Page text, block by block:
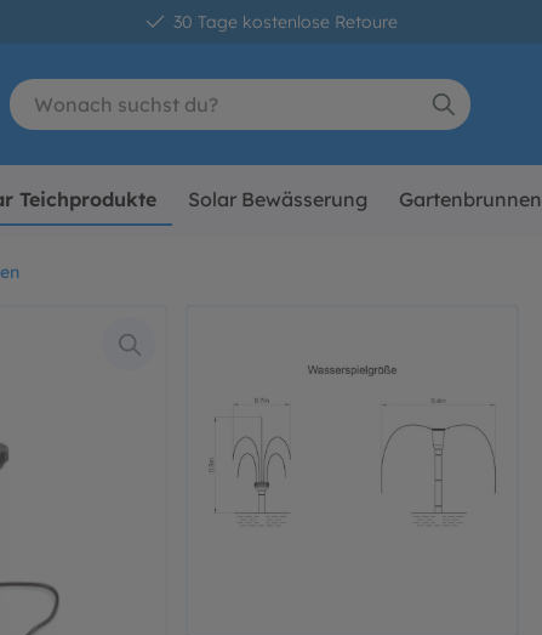
30 Tage kostenlose Retoure
Teichprodukte Solar Bewässerung Gartenbrunnen